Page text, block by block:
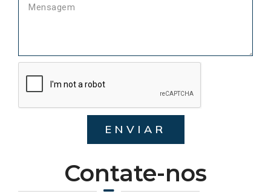
Contate-nos
ENVIAR